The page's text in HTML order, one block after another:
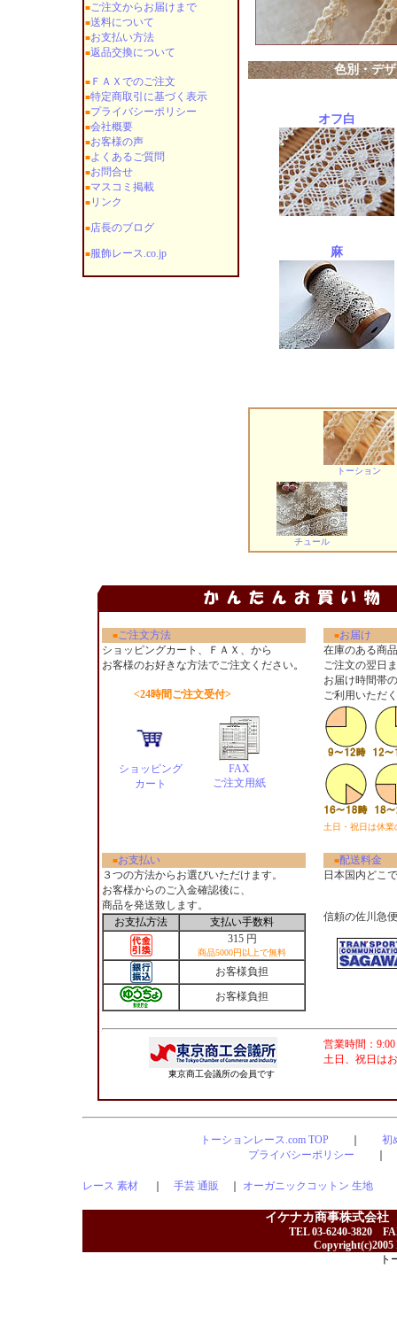
■ご注文からお届けまで
■送料について
■お支払い方法
■返品交換について
■ＦＡＸでのご注文
■特定商取引に基づく表示
■プライバシーポリシー
■会社概要
■お客様の声
■よくあるご質問
■お問合せ
■マスコミ掲載
■リンク
■店長のブログ
■服飾レース.co.jp
色別・デ
オフ白
麻
トーション
チュール
■ご注文方法 ■お届け
ショッピングカート、ＦＡＸ、から
お客様のお好きな方法でご注文ください。
<24時間ご注文受付>
ショッピング
カート
FAX
ご注文用紙
在庫のある商
ご注文の翌日
お届け時間帯
ご利用いただ
土日・祝日は休
■お支払い
３つの方法からお選びいただけます。
お客様からのご入金確認後に、
商品を発送致します。
お支払方法
支払い手数料
315 円
商品5000円以上で無料
お客様負担
お客様負担
■配送料金
日本国内どこ
信頼の佐川急
東京商工会議所の会員です
営業時間：
土日、祝日は
トーションレース.com TOP
初
プライバシーポリシー
レース 素材 手芸 通販 オーガニックコットン 生地
イケナカ商事株式会社
TEL 03-6240-3820
Copyright(c)2005
ト